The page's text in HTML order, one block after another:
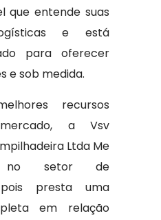
que entende suas
e está
para oferecer
e sob medida.
recursos
a Vsv
Ltda Me
no setor de
pois presta uma
em relação